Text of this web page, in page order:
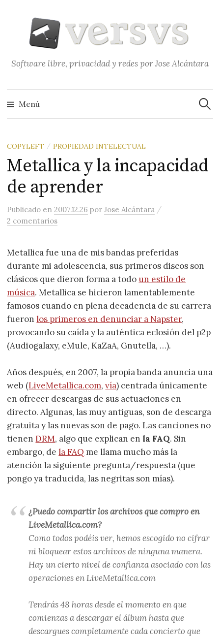
contenido
Software libre, privacidad y redes por Jose Alcántara
Menú
COPYLEFT / PROPIEDAD INTELECTUAL
Metallica y la incapacidad
de aprender
Publicado en2007.12.26 porJose Alcántara /
2 comentarios
Metallica fue una de mis bandas preferidas
durante mi adolescencia, sus primeros discos son
clásicos que dieron forma a todo un estilo de
música. Metallica se hicieron lamentablemente
famosos cuando en plena decadencia de su carrera
fueronlos primeros en denunciar a Napster,
provocando su caída y la auténtica eclosión del p2p
(Audiogalaxy, eMule, KaZaA, Gnutella, …).
Años después, en 2007, la propia banda anuncia una
web (LiveMetallica.com,vía) centrada únicamente
en ofrecer descargas de sus actuaciones en
directo. Algunas, las muy antiguas, son de descarga
gratuita y las nuevas son de pago. Las canciones no
tienenDRM, algo que explican en la FAQ. Sin
embargo, dela FAQ me llama mucho más la
atención la siguiente pregunta/respuesta (que
pongo ya traducida, las negritas son mías).
¿Puedo compartir los archivos que compro en
LiveMetallica.com?
Como todos podéis ver, hemos escogido no cifrar
ni bloquear estos archivos de ninguna manera.
Hay un cierto nivel de confianza asociado con las
operaciones en LiveMetallica.com
Tendrás 48 horas desde el momento en que
comienzas a descargar el álbum hasta que
descargues completamente cada concierto que